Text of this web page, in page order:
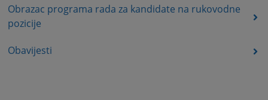
Obrazac programa rada za kandidate na rukovodne
pozicije
Obavijesti